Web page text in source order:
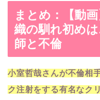
まとめ：【動
織の馴れ初め
師と不倫
小室哲哉さんが不倫相
ク注射をする有名なク